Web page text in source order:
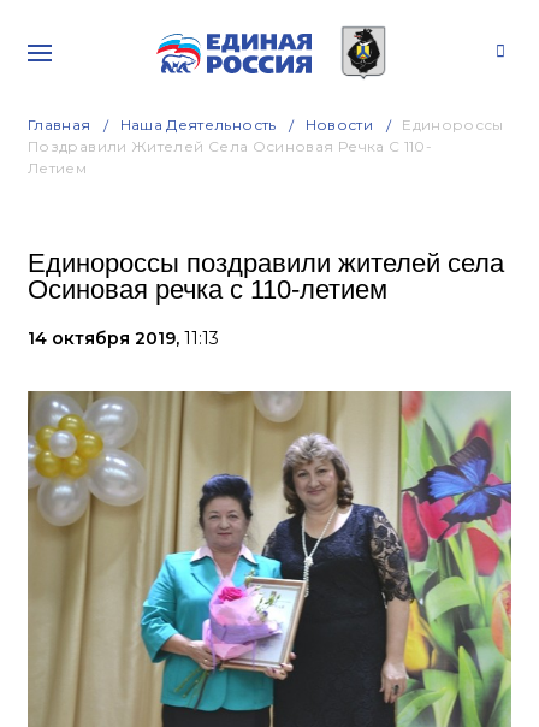
Главная Наша Деятельность Новости
Единороссы
Поздравили Жителей Села Осиновая Речка С 110-
Летием
Единороссы поздравили жителей села
Осиновая речка с 110-летием
14 октября 2019, 11:13